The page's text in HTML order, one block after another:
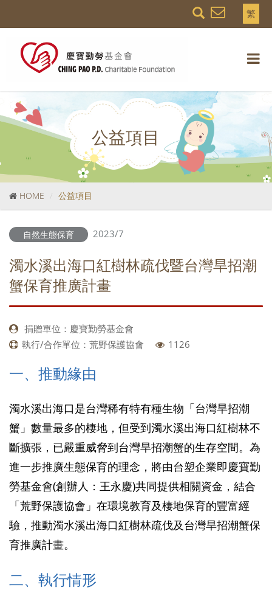
繁
公益項目
HOME 公益項目
自然生態保育 2023/7
濁水溪出海口紅樹林疏伐暨台灣旱招潮
蟹保育推廣計畫
捐贈單位：慶寶勤勞基金會
執行/合作單位：荒野保護協會
1126
一、推動緣由
濁水溪出海口是台灣稀有特有種生物「台灣旱招潮
蟹」數量最多的棲地，但受到濁水溪出海口紅樹林不
斷擴張，已嚴重威脅到台灣旱招潮蟹的生存空間。為
進一步推廣生態保育的理念，將由台塑企業即慶寶勤
勞基金會(創辦人：王永慶)共同提供相關資金，結合
「荒野保護協會」在環境教育及棲地保育的豐富經
驗，推動濁水溪出海口紅樹林疏伐及台灣旱招潮蟹保
育推廣計畫。
二、執行情形